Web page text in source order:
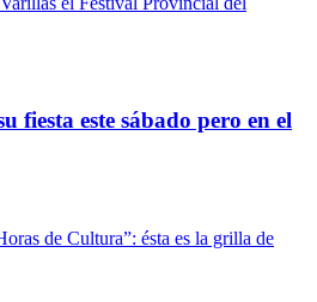
fiesta este sábado pero en el